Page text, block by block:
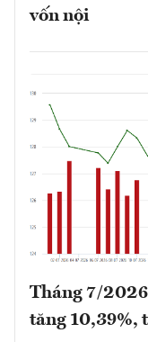
vốn nội
Tháng 7/
tăng 10,39%,